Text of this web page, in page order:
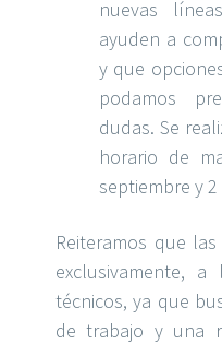
nuevas
ayuden a
y que
podamos
dudas. Se
horario de
septiembre y
Reiteramos que
exclusivamente,
técnicos, ya que
de trabajo y una